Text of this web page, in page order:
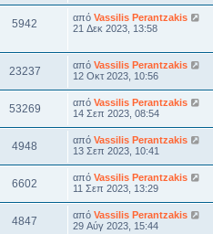
5942 από Vassilis Perantzakis
21 Δεκ 2023, 13:58
23237 από Vassilis Perantzakis
12 Οκτ 2023, 10:56
53269 από Vassilis Perantzakis
14 Σεπ 2023, 08:54
4948 από Vassilis Perantzakis
13 Σεπ 2023, 10:41
6602 από Vassilis Perantzakis
11 Σεπ 2023, 13:29
4847 από Vassilis Perantzakis
29 Αύγ 2023, 15:44